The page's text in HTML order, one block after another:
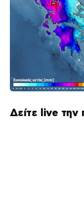
Δείτε live την